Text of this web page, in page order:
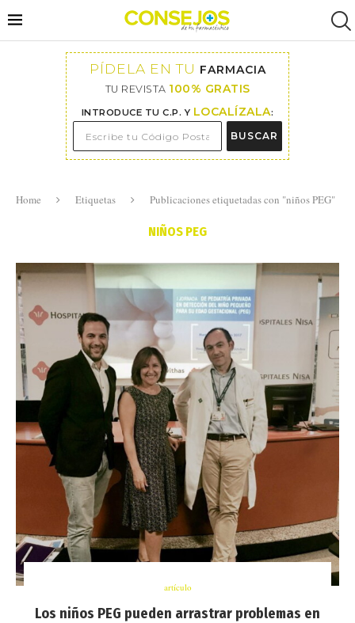
PÍDELA EN TU FARMACIA
TU REVISTA 100% GRATIS
INTRODUCE TU C.P. Y LOCALÍZALA:
BUSCAR
Home Etiquetas Publicaciones etiquetadas con "niños PEG"
NIÑOS PEG
artículo
Los niños PEG pueden arrastrar problemas en